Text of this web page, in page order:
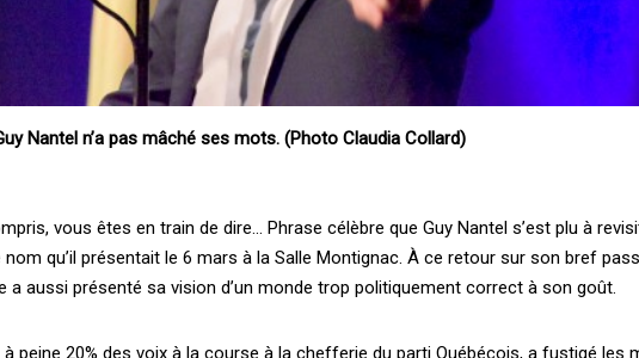
Nantel n’a pas mâché ses mots. (Photo Claudia Collard)
vous êtes en train de dire… Phrase célèbre que Guy Nantel s’est plu à
qu’il présentait le 6 mars à la Salle Montignac. À ce retour sur son bref
a aussi présenté sa vision d’un monde trop politiquement correct à son goût.
peine 20% des voix à la course à la chefferie du parti Québécois, a fustigé les